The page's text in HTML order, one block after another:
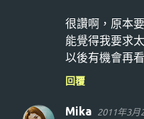
很讚啊，原本
能覺得我要求
以後有機會再
回覆
Mika 2011年3月